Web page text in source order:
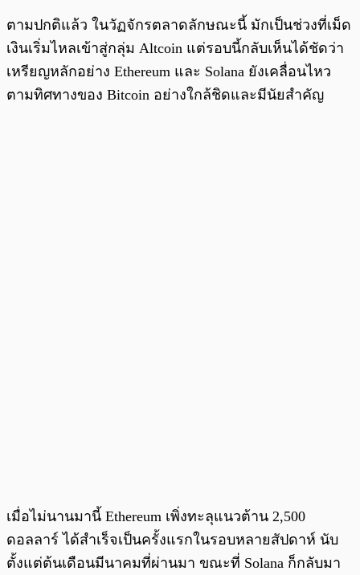
ตามปกติแล้ว ในวัฏจักรตลาดลักษณะนี้ มักเป็นช่วงที่เม็ด
เงินเริ่มไหลเข้าสู่กลุ่ม Altcoin แต่รอบนี้กลับเห็นได้ชัดว่า
เหรียญหลักอย่าง Ethereum และ Solana ยังเคลื่อนไหว
ตามทิศทางของ Bitcoin อย่างใกล้ชิดและมีนัยสำคัญ
เมื่อไม่นานมานี้ Ethereum เพิ่งทะลุแนวต้าน 2,500
ดอลลาร์ ได้สำเร็จเป็นครั้งแรกในรอบหลายสัปดาห์ นับ
ตั้งแต่ต้นเดือนมีนาคมที่ผ่านมา ขณะที่ Solana ก็กลับมา